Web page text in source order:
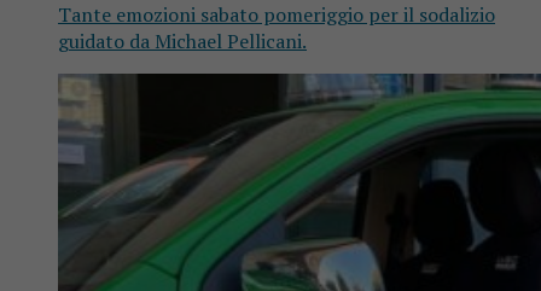
Tante emozioni sabato pomeriggio per il sodalizio
guidato da Michael Pellicani.